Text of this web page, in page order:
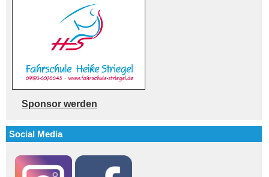
Sponsor werden
Social Media